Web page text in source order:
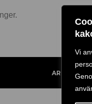
Vi
ARTIKELNR: